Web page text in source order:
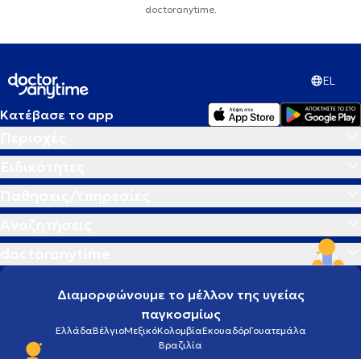
doctoranytime.
EL
Κατέβασε το app
Διαμορφώνουμε το μέλλον της υγείας
παγκοσμίως
ΕλλάδαΒέλγιοΜεξικόΚολομβίαΕκουαδόρΓουατεμάλα
Βραζιλία